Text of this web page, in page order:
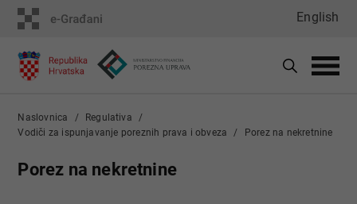
English
Naslovnica
Regulativa
Vodiči za ispunjavanje poreznih prava i obveza
Porez na nekretnine
Porez na nekretnine